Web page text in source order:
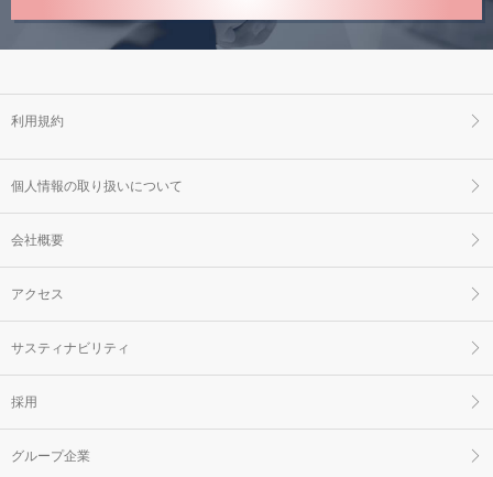
利用規約
個人情報の取り扱いについて
会社概要
アクセス
サスティナビリティ
採用
グループ企業